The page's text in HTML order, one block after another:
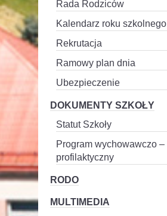
Rada Rodziców
Kalendarz roku szkolnego
Rekrutacja
Ramowy plan dnia
Ubezpieczenie
DOKUMENTY SZKOŁY
Statut Szkoły
Program wychowawczo –
profilaktyczny
RODO
MULTIMEDIA